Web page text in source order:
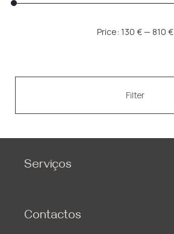
Min
Max
Filter
Price: 130 €— 810 €
Serviços
Contactos